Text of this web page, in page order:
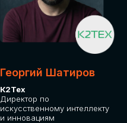
Георгий Шатиров
К2Тех
Директор по
искусственному интеллекту
и инновациям